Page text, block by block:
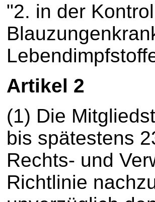
"2. in der
Artikel 2
(1) Die
bis spätestens
Rechts- und
Richtlinie